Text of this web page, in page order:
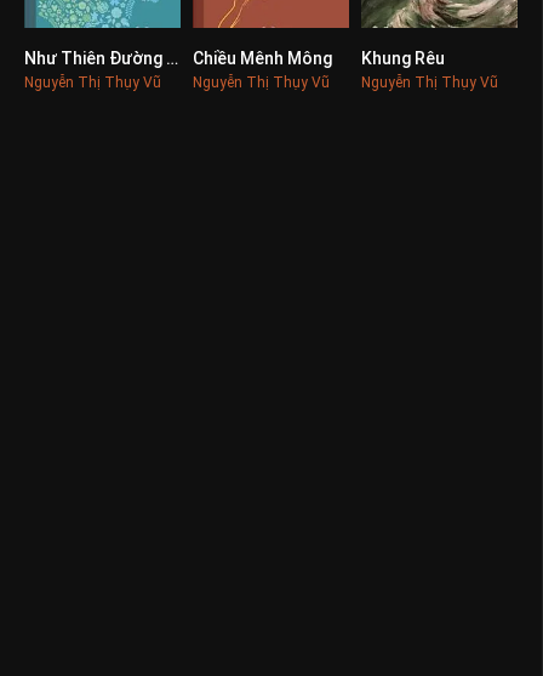
0Như Thiên Đường Lạnh
Nguyễn Thị Thụy Vũ
0
Chiều Mênh Mông
Nguyễn Thị Thụy Vũ
Khung Rêu
Nguyễn Thị Thụy Vũ